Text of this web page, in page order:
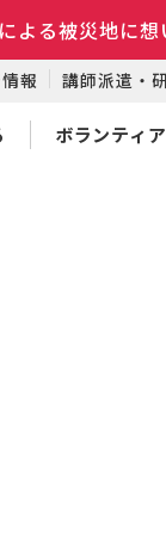
よる被災地に
報 講師派遣・
ボランティ